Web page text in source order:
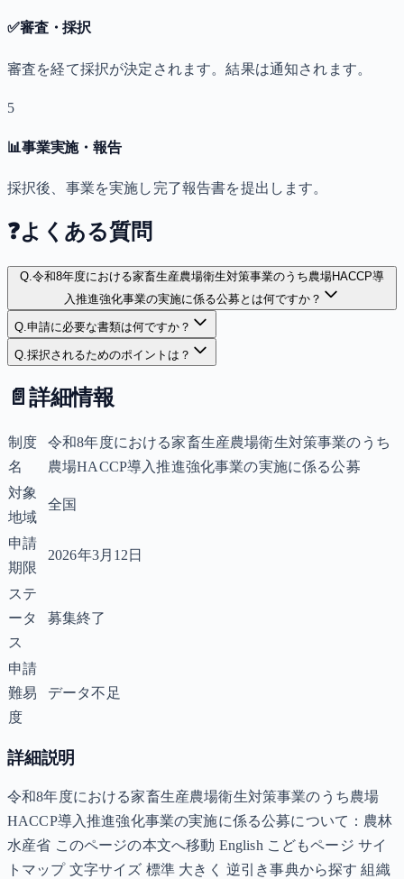
✅審査・採択
審査を経て採択が決定されます。結果は通知されます。
5
📊事業実施・報告
採択後、事業を実施し完了報告書を提出します。
❓よくある質問
Q.令和8年度における家畜生産農場衛生対策事業のうち農場HACCP導
入推進強化事業の実施に係る公募とは何ですか？
Q.申請に必要な書類は何ですか？
Q.採択されるためのポイントは？
📄 詳細情報
制度
名
令和8年度における家畜生産農場衛生対策事業のうち
農場HACCP導入推進強化事業の実施に係る公募
対象
地域
全国
申請
期限
2026年3月12日
ステ
ータ
ス
募集終了
申請
難易
度
データ不足
詳細説明
令和8年度における家畜生産農場衛生対策事業のうち農場
HACCP導入推進強化事業の実施に係る公募について：農林
水産省 このページの本文へ移動 English こどもページ サイ
トマップ 文字サイズ 標準 大きく 逆引き事典から探す 組織